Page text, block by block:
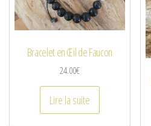
Bracelet en Œil de Faucon
24.00€
Lire la suite